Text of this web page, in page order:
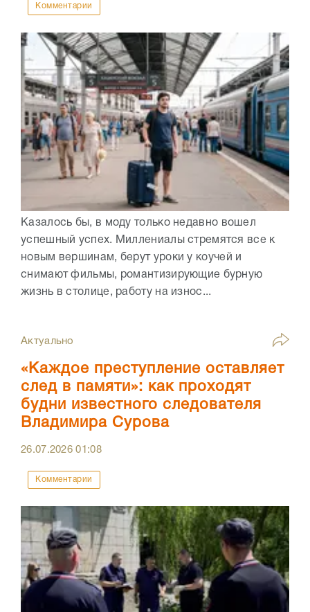
Комментарии
Казалось бы, в моду только недавно вошел
успешный успех. Миллениалы стремятся все к
новым вершинам, берут уроки у коучей и
снимают фильмы, романтизирующие бурную
жизнь в столице, работу на износ...
Актуально
«Каждое преступление оставляет
след в памяти»: как проходят
будни известного следователя
Владимира Сурова
26.07.202601:08
Комментарии